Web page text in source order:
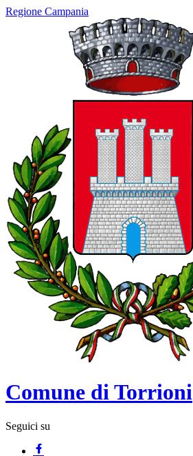
Regione Campania
Comune di Torrioni
Seguici su